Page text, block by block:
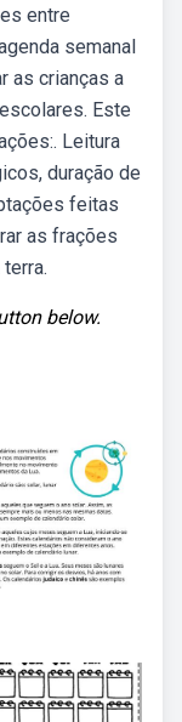
entre
semanal
as crianças a
Este
Leitura
duração de
feitas
as frações
below.